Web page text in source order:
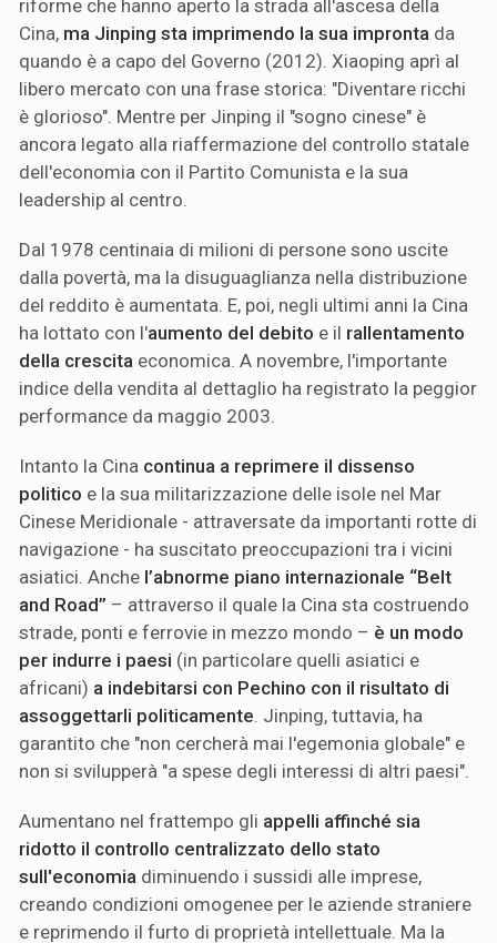
riforme che hanno aperto la strada all'ascesa della
Cina, ma Jinping sta imprimendo la sua impronta da
quando è a capo del Governo (2012). Xiaoping aprì al
libero mercato con una frase storica: "Diventare ricchi
è glorioso". Mentre per Jinping il "sogno cinese" è
ancora legato alla riaffermazione del controllo statale
dell'economia con il Partito Comunista e la sua
leadership al centro.
Dal 1978 centinaia di milioni di persone sono uscite
dalla povertà, ma la disuguaglianza nella distribuzione
del reddito è aumentata. E, poi, negli ultimi anni la Cina
ha lottato con l'aumento del debito e il rallentamento
della crescita economica. A novembre, l'importante
indice della vendita al dettaglio ha registrato la peggior
performance da maggio 2003.
Intanto la Cina continua a reprimere il dissenso
politico e la sua militarizzazione delle isole nel Mar
Cinese Meridionale - attraversate da importanti rotte di
navigazione - ha suscitato preoccupazioni tra i vicini
asiatici. Anche l’abnorme piano internazionale “Belt
and Road” – attraverso il quale la Cina sta costruendo
strade, ponti e ferrovie in mezzo mondo – è un modo
per indurre i paesi (in particolare quelli asiatici e
africani) a indebitarsi con Pechino con il risultato di
assoggettarli politicamente. Jinping, tuttavia, ha
garantito che "non cercherà mai l'egemonia globale" e
non si svilupperà "a spese degli interessi di altri paesi".
Aumentano nel frattempo gli appelli affinché sia
ridotto il controllo centralizzato dello stato
sull'economia diminuendo i sussidi alle imprese,
creando condizioni omogenee per le aziende straniere
e reprimendo il furto di proprietà intellettuale. Ma la